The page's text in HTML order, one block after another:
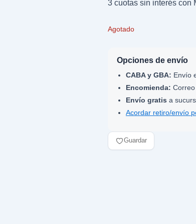
3 cuotas sin interés con
Agotado
Opciones de envío
CABA y GBA: Envío
Encomienda:
Envío gratis a
Acordar retiro/envío
Guardar